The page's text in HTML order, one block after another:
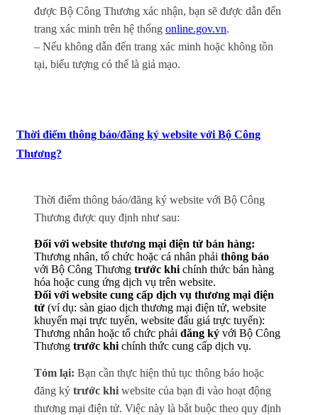
được Bộ Công Thương xác nhận, bạn sẽ được dẫn đến
trang xác minh trên hệ thống online.gov.vn.
– Nếu không dẫn đến trang xác minh hoặc không tồn
tại, biểu tượng có thể là giả mạo.
Thời điểm thông báo/đăng ký website với Bộ Công
Thương?
Thời điểm thông báo/đăng ký website với Bộ Công
Thương được quy định như sau:
Đối với website thương mại điện tử bán hàng:
Thương nhân, tổ chức hoặc cá nhân phải thông báo
với Bộ Công Thương trước khi chính thức bán hàng
hóa hoặc cung ứng dịch vụ trên website.
Đối với website cung cấp dịch vụ thương mại điện
tử (ví dụ: sàn giao dịch thương mại điện tử, website
khuyến mại trực tuyến, website đấu giá trực tuyến):
Thương nhân hoặc tổ chức phải đăng ký với Bộ Công
Thương trước khi chính thức cung cấp dịch vụ.
Tóm lại: Bạn cần thực hiện thủ tục thông báo hoặc
đăng ký trước khi website của bạn đi vào hoạt động
thương mại điện tử. Việc này là bắt buộc theo quy định